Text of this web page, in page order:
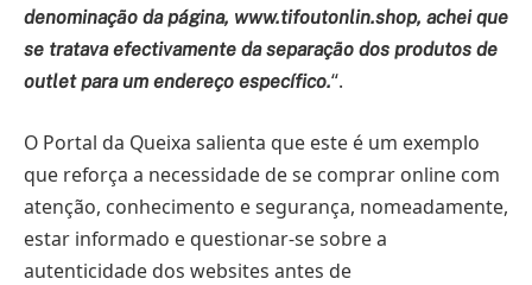
denominação da página, www.tifoutonlin.shop, achei que
se tratava efectivamente da separação dos produtos de
outlet para um endereço específico.“.
O Portal da Queixa salienta que este é um exemplo
que reforça a necessidade de se comprar online com
atenção, conhecimento e segurança, nomeadamente,
estar informado e questionar-se sobre a
autenticidade dos websites antes de